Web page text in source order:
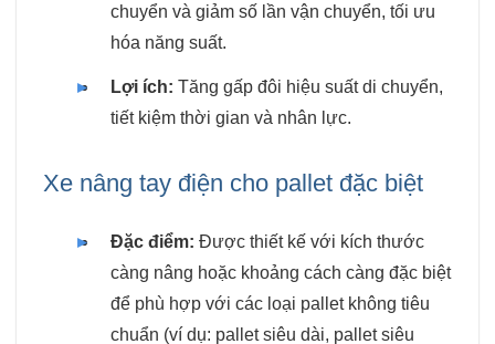
chuyển và giảm số lần vận chuyển, tối ưu
hóa năng suất.
Lợi ích: Tăng gấp đôi hiệu suất di chuyển,
tiết kiệm thời gian và nhân lực.
Xe nâng tay điện cho pallet đặc biệt
Đặc điểm: Được thiết kế với kích thước
càng nâng hoặc khoảng cách càng đặc biệt
để phù hợp với các loại pallet không tiêu
chuẩn (ví dụ: pallet siêu dài, pallet siêu